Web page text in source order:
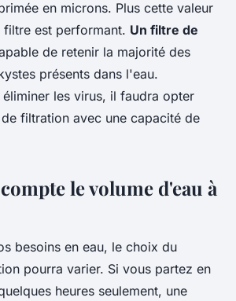
en microns. Plus cette valeur
est performant. Un filtre de
de retenir la majorité des
présents dans l'eau.
les virus, il faudra opter
filtration avec une capacité de
le volume d'eau à
besoins en eau, le choix du
pourra varier. Si vous partez en
heures seulement, une